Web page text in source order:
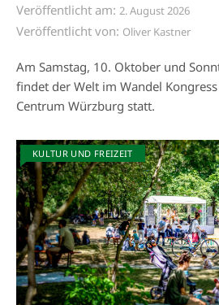
Veröffentlicht am: 2. August 2026
Veröffentlicht von: Oliver Kastner
Am Samstag, 10. Oktober und
findet der Welt im Wandel
Centrum Würzburg statt.
KULTUR UND FREIZEIT